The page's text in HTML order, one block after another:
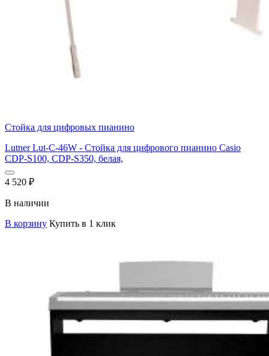
Стойка для цифровых пианино
Lutner Lut-C-46W - Стойка для цифрового пианино Casio
CDP-S100, CDP-S350, белая,
4 520 ₽
В наличии
В корзину Купить в 1 клик